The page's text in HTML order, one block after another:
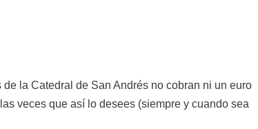
la Catedral de San Andrés no cobran ni un euro
veces que así lo desees (siempre y cuando sea